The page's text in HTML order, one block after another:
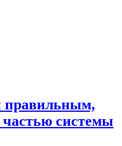
правильным,
частью системы